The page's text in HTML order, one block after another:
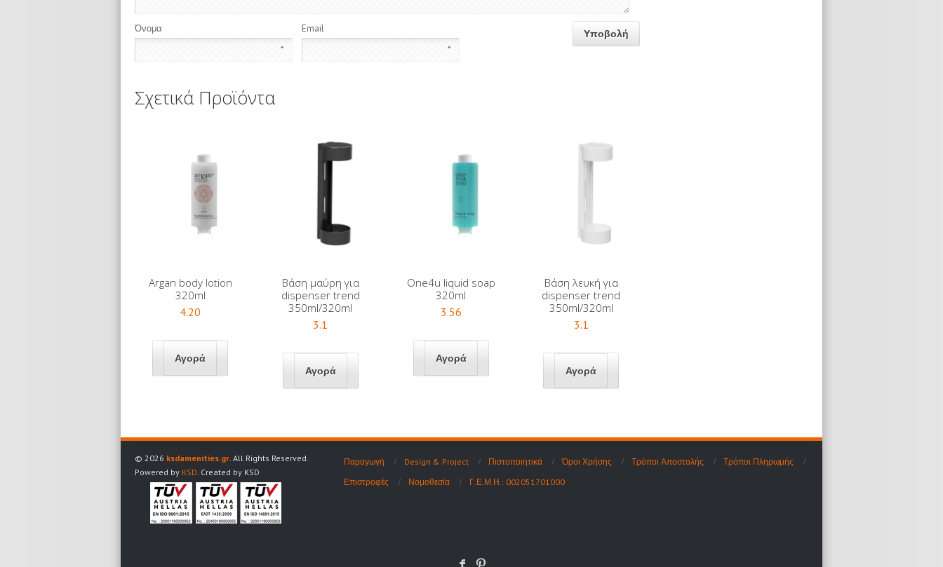
Όνομα
*
Email
*
Σχετικά Προϊόντα
Argan body lotion
320ml
4.20
Βάση μαύρη για
dispenser trend
350ml/320ml
3.1
One4u liquid soap
320ml
3.56
Βάση λευκή για
dispenser trend
350ml/320ml
3.1
© 2026 ksdamenities.gr. All Rights Reserved.
Powered by KSD. Created by KSD
Παραγωγή Design & Project Πιστοποιητικά Όροι Χρήσης Τρόποι Αποστολής
Τρόποι Πληρωμής
Επιστροφές
Νομοθεσία Γ.Ε.Μ.Η.: 002051701000
F :